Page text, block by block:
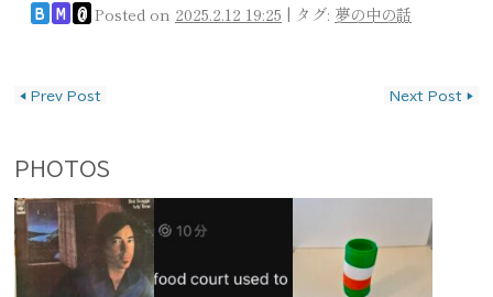
B M @ Posted on 2025.2.12 19:25 | タグ: 夢の中の話
◀ Prev Post Next Post ▶
PHOTOS